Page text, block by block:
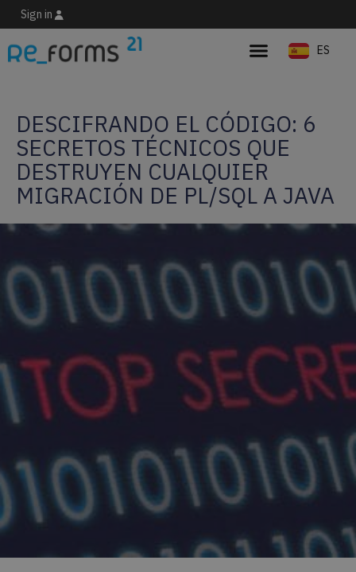
Sign in
ES
EN
DESCIFRANDO EL CÓDIGO: 6
SECRETOS TÉCNICOS QUE
DESTRUYEN CUALQUIER
MIGRACIÓN DE PL/SQL A JAVA